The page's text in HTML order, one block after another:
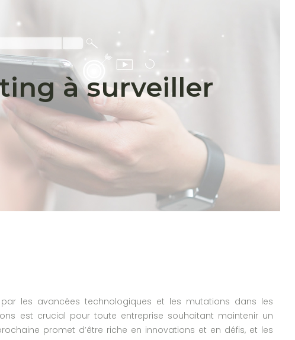
à surveiller
les avancées technologiques et les mutations dans les
est crucial pour toute entreprise souhaitant maintenir un
promet d’être riche en innovations et en défis, et les